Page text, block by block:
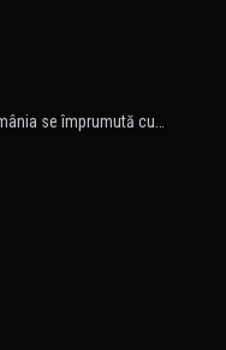
se împrumută cu…